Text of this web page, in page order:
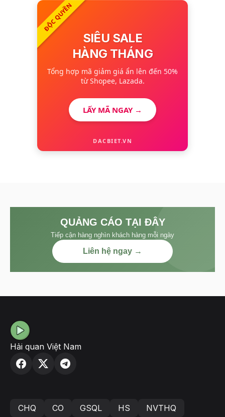
ĐỘC QUYỀN
SIÊU SALE
HÀNG THÁNG
Tổng hợp mã giảm giá ẩn lên đến 50%
từ Shopee, Lazada.
LẤY MÃ NGAY →
DACBIET.VN
QUẢNG CÁO TẠI ĐÂY
Tiếp cận hàng nghìn khách hàng mỗi ngày
Liên hệ ngay →
Hải quan Việt Nam
CHQ CO GSQL HS NVTHQ